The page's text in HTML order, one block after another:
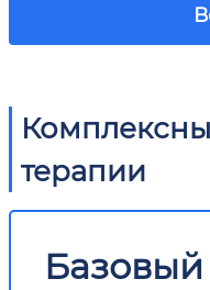
терапии
Базовый